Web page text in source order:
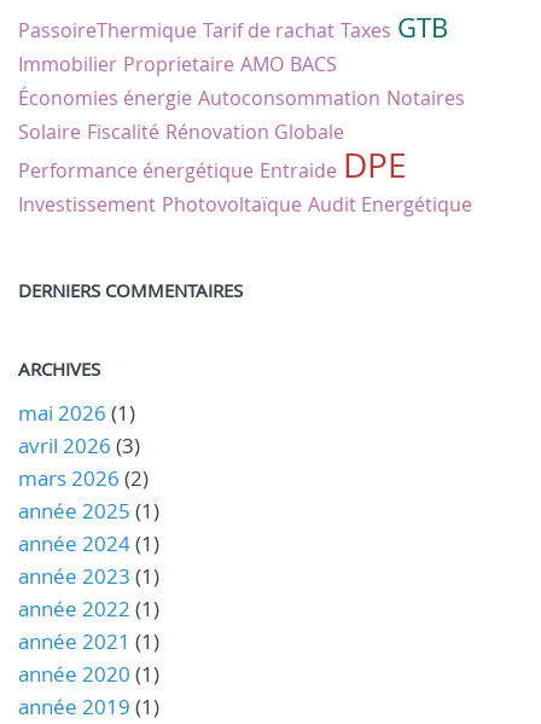
PassoireThermique Tarif de rachat Taxes GTB
Immobilier Proprietaire AMO BACS
Économies énergie Autoconsommation Notaires
Solaire Fiscalité Rénovation Globale
Performance énergétique Entraide DPE
Investissement Photovoltaïque Audit Energétique
DERNIERS COMMENTAIRES
ARCHIVES
mai 2026 (1)
avril 2026 (3)
mars 2026 (2)
année 2025 (1)
année 2024(1)
année 2023 (1)
année 2022 (1)
année 2021 (1)
année 2020 (1)
année 2019 (1)